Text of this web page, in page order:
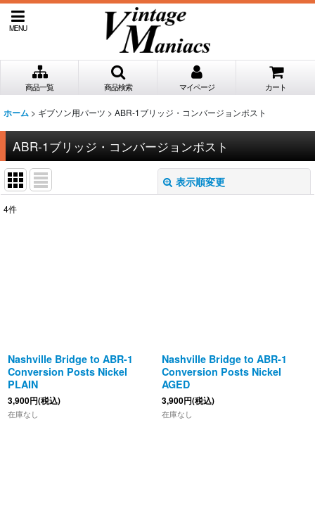
MENU
商品一覧 商品検索 マイページ カート
ホーム > ギブソン用パーツ > ABR-1ブリッジ・コンバージョンポスト
ABR-1ブリッジ・コンバージョンポスト
表示順変更
4件
Nashville Bridge to ABR-1
Conversion Posts Nickel
PLAIN
3,900円(税込)
在庫なし
Nashville Bridge to ABR-1
Conversion Posts Nickel
AGED
3,900円(税込)
在庫なし